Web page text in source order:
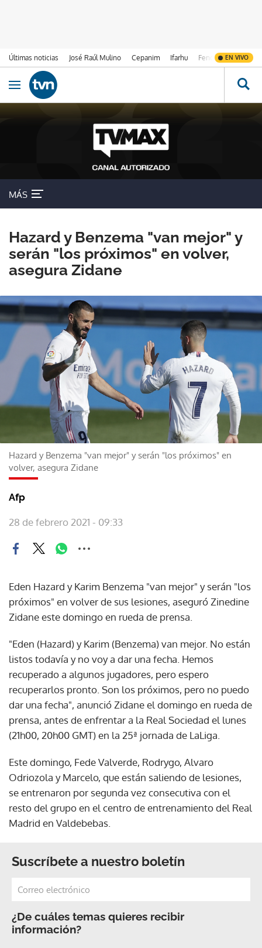
Últimas noticias José Raúl Mulino Cepanim Ifarhu Fenómeno de El
EN VIVO
Ir al contenido
Obrir navegació
MÁS
Hazard y Benzema "van mejor" y
serán "los próximos" en volver,
asegura Zidane
Hazard y Benzema "van mejor" y serán "los próximos" en
volver, asegura Zidane
Afp
28 de febrero 2021 - 09:33
Eden Hazard y Karim Benzema "van mejor" y serán "los
próximos" en volver de sus lesiones, aseguró Zinedine
Zidane este domingo en rueda de prensa.
"Eden (Hazard) y Karim (Benzema) van mejor. No están
listos todavía y no voy a dar una fecha. Hemos
recuperado a algunos jugadores, pero espero
recuperarlos pronto. Son los próximos, pero no puedo
dar una fecha", anunció Zidane el domingo en rueda de
prensa, antes de enfrentar a la Real Sociedad el lunes
(21h00, 20h00 GMT) en la 25ª jornada de LaLiga.
Este domingo, Fede Valverde, Rodrygo, Alvaro
Odriozola y Marcelo, que están saliendo de lesiones,
se entrenaron por segunda vez consecutiva con el
resto del grupo en el centro de entrenamiento del Real
Madrid en Valdebebas.
Suscríbete a nuestro boletín
¿De cuáles temas quieres recibir
información?